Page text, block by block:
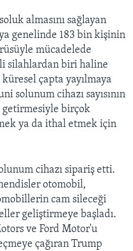
almasını sağlayan
genelinde 183 bin kişinin
mücadelede
silahlardan biri haline
çapta yayılmaya
solunum cihazı sayısının
getirmesiyle birçok
ya da ithal etmek için
cihazı sipariş etti.
otomobil,
cam sileceği
geliştirmeye başladı.
ve Ford Motor'u
çağıran Trump